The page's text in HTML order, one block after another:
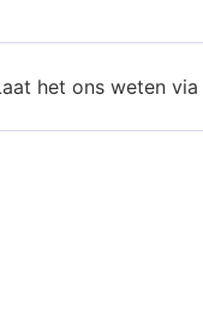
het ons weten via